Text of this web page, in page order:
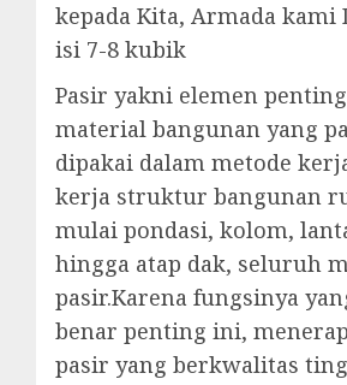
kepada Kita, Armada
isi 7-8 kubik
Pasir yakni elemen
material bangunan yang
dipakai dalam metode
kerja struktur bangunan
mulai pondasi, kolom,
hingga atap dak, seluruh
pasir.Karena fungsinya
benar penting ini,
pasir yang berkwalitas